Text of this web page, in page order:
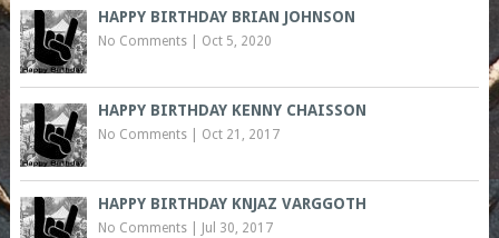
HAPPY BIRTHDAY BRIAN JOHNSON
No Comments| Oct 5, 2020
HAPPY BIRTHDAY KENNY CHAISSON
No Comments| Oct 21, 2017
HAPPY BIRTHDAY KNJAZ VARGGOTH
No Comments| Jul 30, 2017